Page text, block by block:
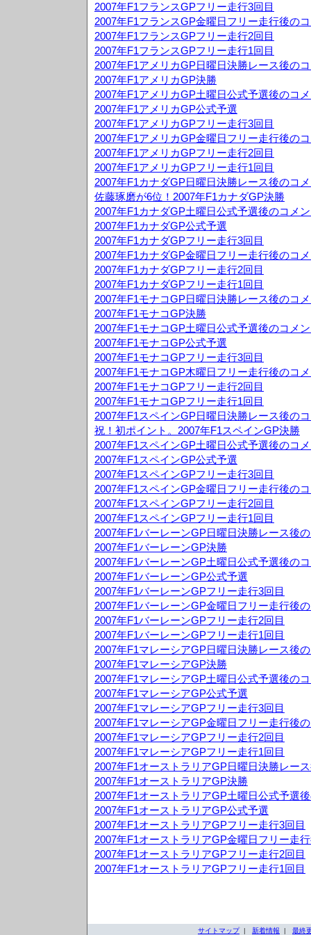
2007年F1フランスGPフリー走行3回目
2007年F1フランスGP金曜日フリー走行後の
2007年F1フランスGPフリー走行2回目
2007年F1フランスGPフリー走行1回目
2007年F1アメリカGP日曜日決勝レース後の
2007年F1アメリカGP決勝
2007年F1アメリカGP土曜日公式予選後のコ
2007年F1アメリカGP公式予選
2007年F1アメリカGPフリー走行3回目
2007年F1アメリカGP金曜日フリー走行後の
2007年F1アメリカGPフリー走行2回目
2007年F1アメリカGPフリー走行1回目
2007年F1カナダGP日曜日決勝レース後のコ
佐藤琢磨が6位！2007年F1カナダGP決勝
2007年F1カナダGP土曜日公式予選後のコメ
2007年F1カナダGP公式予選
2007年F1カナダGPフリー走行3回目
2007年F1カナダGP金曜日フリー走行後のコ
2007年F1カナダGPフリー走行2回目
2007年F1カナダGPフリー走行1回目
2007年F1モナコGP日曜日決勝レース後のコ
2007年F1モナコGP決勝
2007年F1モナコGP土曜日公式予選後のコメ
2007年F1モナコGP公式予選
2007年F1モナコGPフリー走行3回目
2007年F1モナコGP木曜日フリー走行後のコ
2007年F1モナコGPフリー走行2回目
2007年F1モナコGPフリー走行1回目
2007年F1スペインGP日曜日決勝レース後の
祝！初ポイント。2007年F1スペインGP決勝
2007年F1スペインGP土曜日公式予選後のコ
2007年F1スペインGP公式予選
2007年F1スペインGPフリー走行3回目
2007年F1スペインGP金曜日フリー走行後の
2007年F1スペインGPフリー走行2回目
2007年F1スペインGPフリー走行1回目
2007年F1バーレーンGP日曜日決勝レース後
2007年F1バーレーンGP決勝
2007年F1バーレーンGP土曜日公式予選後の
2007年F1バーレーンGP公式予選
2007年F1バーレーンGPフリー走行3回目
2007年F1バーレーンGP金曜日フリー走行後
2007年F1バーレーンGPフリー走行2回目
2007年F1バーレーンGPフリー走行1回目
2007年F1マレーシアGP日曜日決勝レース後
2007年F1マレーシアGP決勝
2007年F1マレーシアGP土曜日公式予選後の
2007年F1マレーシアGP公式予選
2007年F1マレーシアGPフリー走行3回目
2007年F1マレーシアGP金曜日フリー走行後
2007年F1マレーシアGPフリー走行2回目
2007年F1マレーシアGPフリー走行1回目
2007年F1オーストラリアGP日曜日決勝レー
2007年F1オーストラリアGP決勝
2007年F1オーストラリアGP土曜日公式予選
2007年F1オーストラリアGP公式予選
2007年F1オーストラリアGPフリー走行3回目
2007年F1オーストラリアGP金曜日フリー走
2007年F1オーストラリアGPフリー走行2回目
2007年F1オーストラリアGPフリー走行1回目
サイトマップ| 新着情報 | 最終